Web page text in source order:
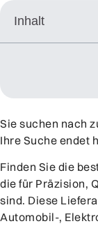
Inhalt
Sie suchen nach
Ihre Suche endet
Finden Sie die
die für Präzision,
sind. Diese
Automobil-,